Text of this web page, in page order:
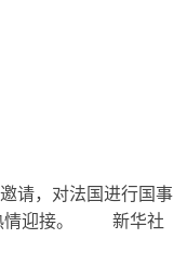
请，对法国进行国事
热情迎接。 新华社